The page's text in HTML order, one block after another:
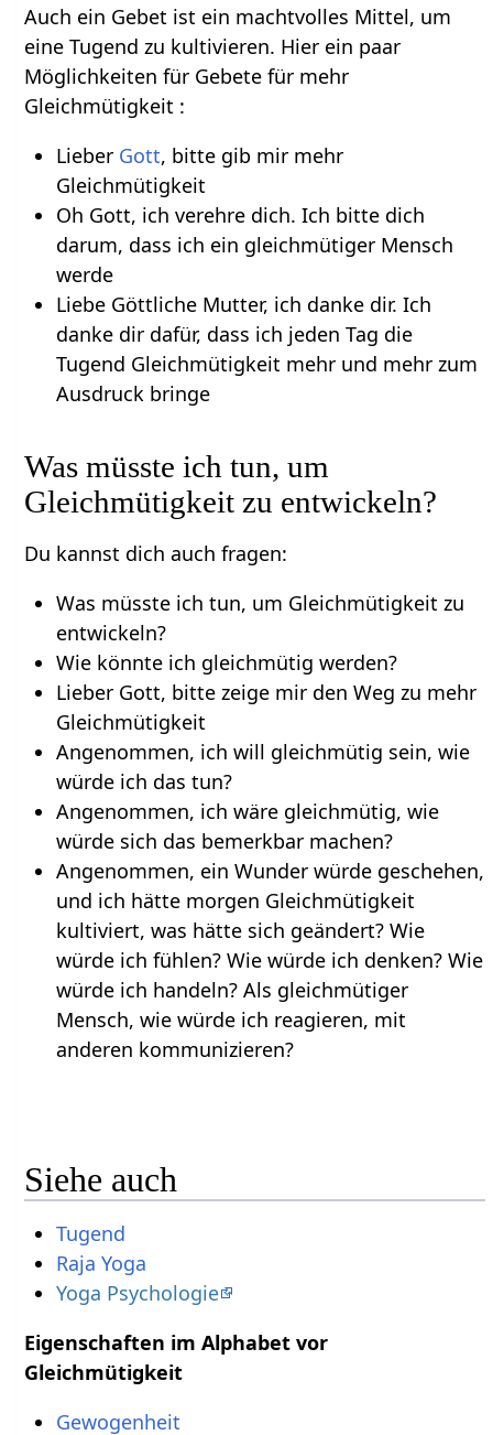
Auch ein Gebet ist ein machtvolles Mittel, um
eine Tugend zu kultivieren. Hier ein paar
Möglichkeiten für Gebete für mehr
Gleichmütigkeit :
Lieber Gott, bitte gib mir mehr
Gleichmütigkeit
Oh Gott, ich verehre dich. Ich bitte dich
darum, dass ich ein gleichmütiger Mensch
werde
Liebe Göttliche Mutter, ich danke dir. Ich
danke dir dafür, dass ich jeden Tag die
Tugend Gleichmütigkeit mehr und mehr zum
Ausdruck bringe
Was müsste ich tun, um
Gleichmütigkeit zu entwickeln?
Du kannst dich auch fragen:
Was müsste ich tun, um Gleichmütigkeit zu
entwickeln?
Wie könnte ich gleichmütig werden?
Lieber Gott, bitte zeige mir den Weg zu mehr
Gleichmütigkeit
Angenommen, ich will gleichmütig sein, wie
würde ich das tun?
Angenommen, ich wäre gleichmütig, wie
würde sich das bemerkbar machen?
Angenommen, ein Wunder würde geschehen,
und ich hätte morgen Gleichmütigkeit
kultiviert, was hätte sich geändert? Wie
würde ich fühlen? Wie würde ich denken? Wie
würde ich handeln? Als gleichmütiger
Mensch, wie würde ich reagieren, mit
anderen kommunizieren?
Siehe auch
Tugend
Raja Yoga
Yoga Psychologie
Eigenschaften im Alphabet vor
Gleichmütigkeit
Gewogenheit